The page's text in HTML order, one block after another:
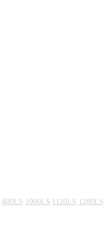
800LS 1000LS 1120LS 1280LS